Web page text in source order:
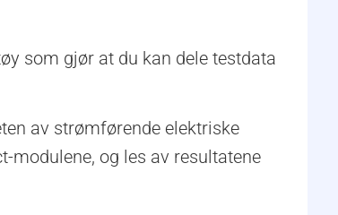
som gjør at du kan dele testdata
av strømførende elektriske
modulene, og les av resultatene